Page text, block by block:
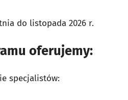
do listopada 2026 r.
oferujemy:
specjalistów: